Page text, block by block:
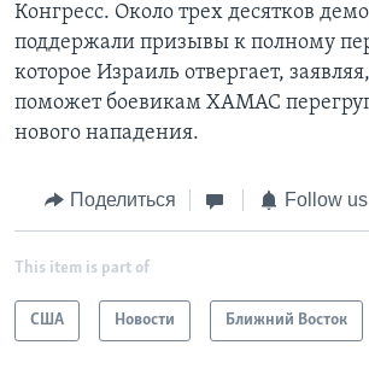
Конгресс. Около трех десятков
поддержали призывы к полному
которое Израиль отвергает,
поможет боевикам ХАМАС
нового нападения.
Поделиться Follow us
This item is part of
США Новости Ближний Восток